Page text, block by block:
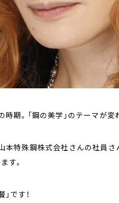
期。「鋼の美学」のテーマが変
本特殊鋼株式会社さんの社員
す。
です！